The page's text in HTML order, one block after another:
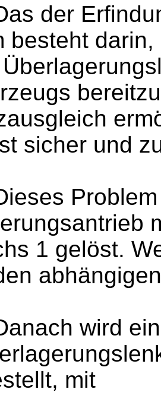
der
besteht
sicher und
1 gelöst.
wird
mit